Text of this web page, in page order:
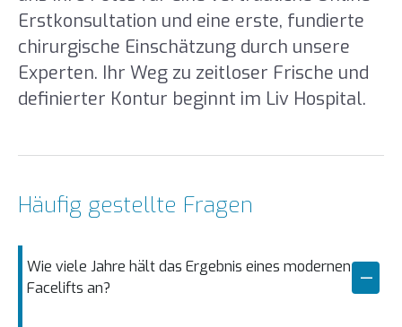
Erstkonsultation und eine erste, fundierte
chirurgische Einschätzung durch unsere
Experten. Ihr Weg zu zeitloser Frische und
definierter Kontur beginnt im Liv Hospital.
Häufig gestellte Fragen
Wie viele Jahre hält das Ergebnis eines modernen
Facelifts an?